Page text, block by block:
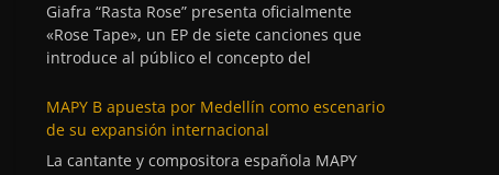
Giafra “Rasta Rose” presenta oficialmente
«Rose Tape», un EP de siete canciones que
introduce al público el concepto del
MAPY B apuesta por Medellín como escenario
de su expansión internacional
La cantante y compositora española MAPY